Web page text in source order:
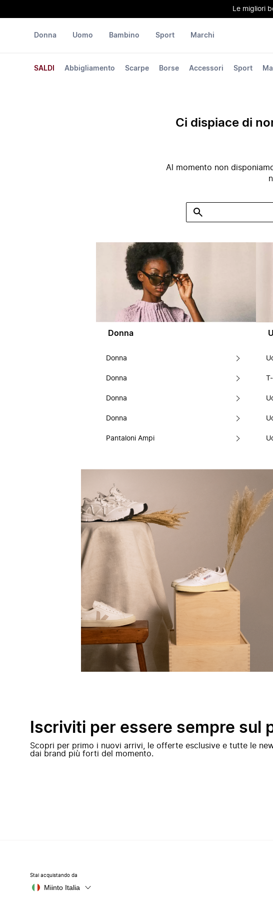
Le migliori
Donna
SALDI Abbigliamento Scarpe Borse Accessori Sport
Uomo Bambino Sport Marchi
Ci dispiace di
Al momento non
Donna
Donna
Donna
Donna
Donna
Pantaloni Ampi
Iscriviti per essere sempre sul
Scopri per primo i nuovi arrivi, le offerte esclusive e tutte le
dai brand più forti del momento.
Stai acquistando da
Miinto Italia